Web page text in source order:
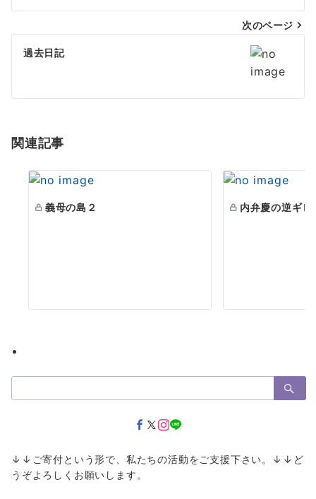
ビ
ゲ
シ
ン
次のページ
過去日記
関連記事
義母の島２ 内弁慶の逆ギレ
索：
↓↓ご寄付という形で、私たちの活動をご支援下さい。↓↓ど
うぞよろしくお願いします。